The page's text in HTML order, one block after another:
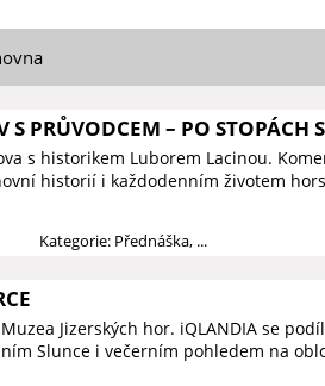
S PRŮVODCEM – PO STOPÁCH
s historikem Luborem Lacinou.
historií i každodenním životem
Kategorie: Přednáška, ...
Jizerských hor. iQLANDIA se
Slunce i večerním pohledem na